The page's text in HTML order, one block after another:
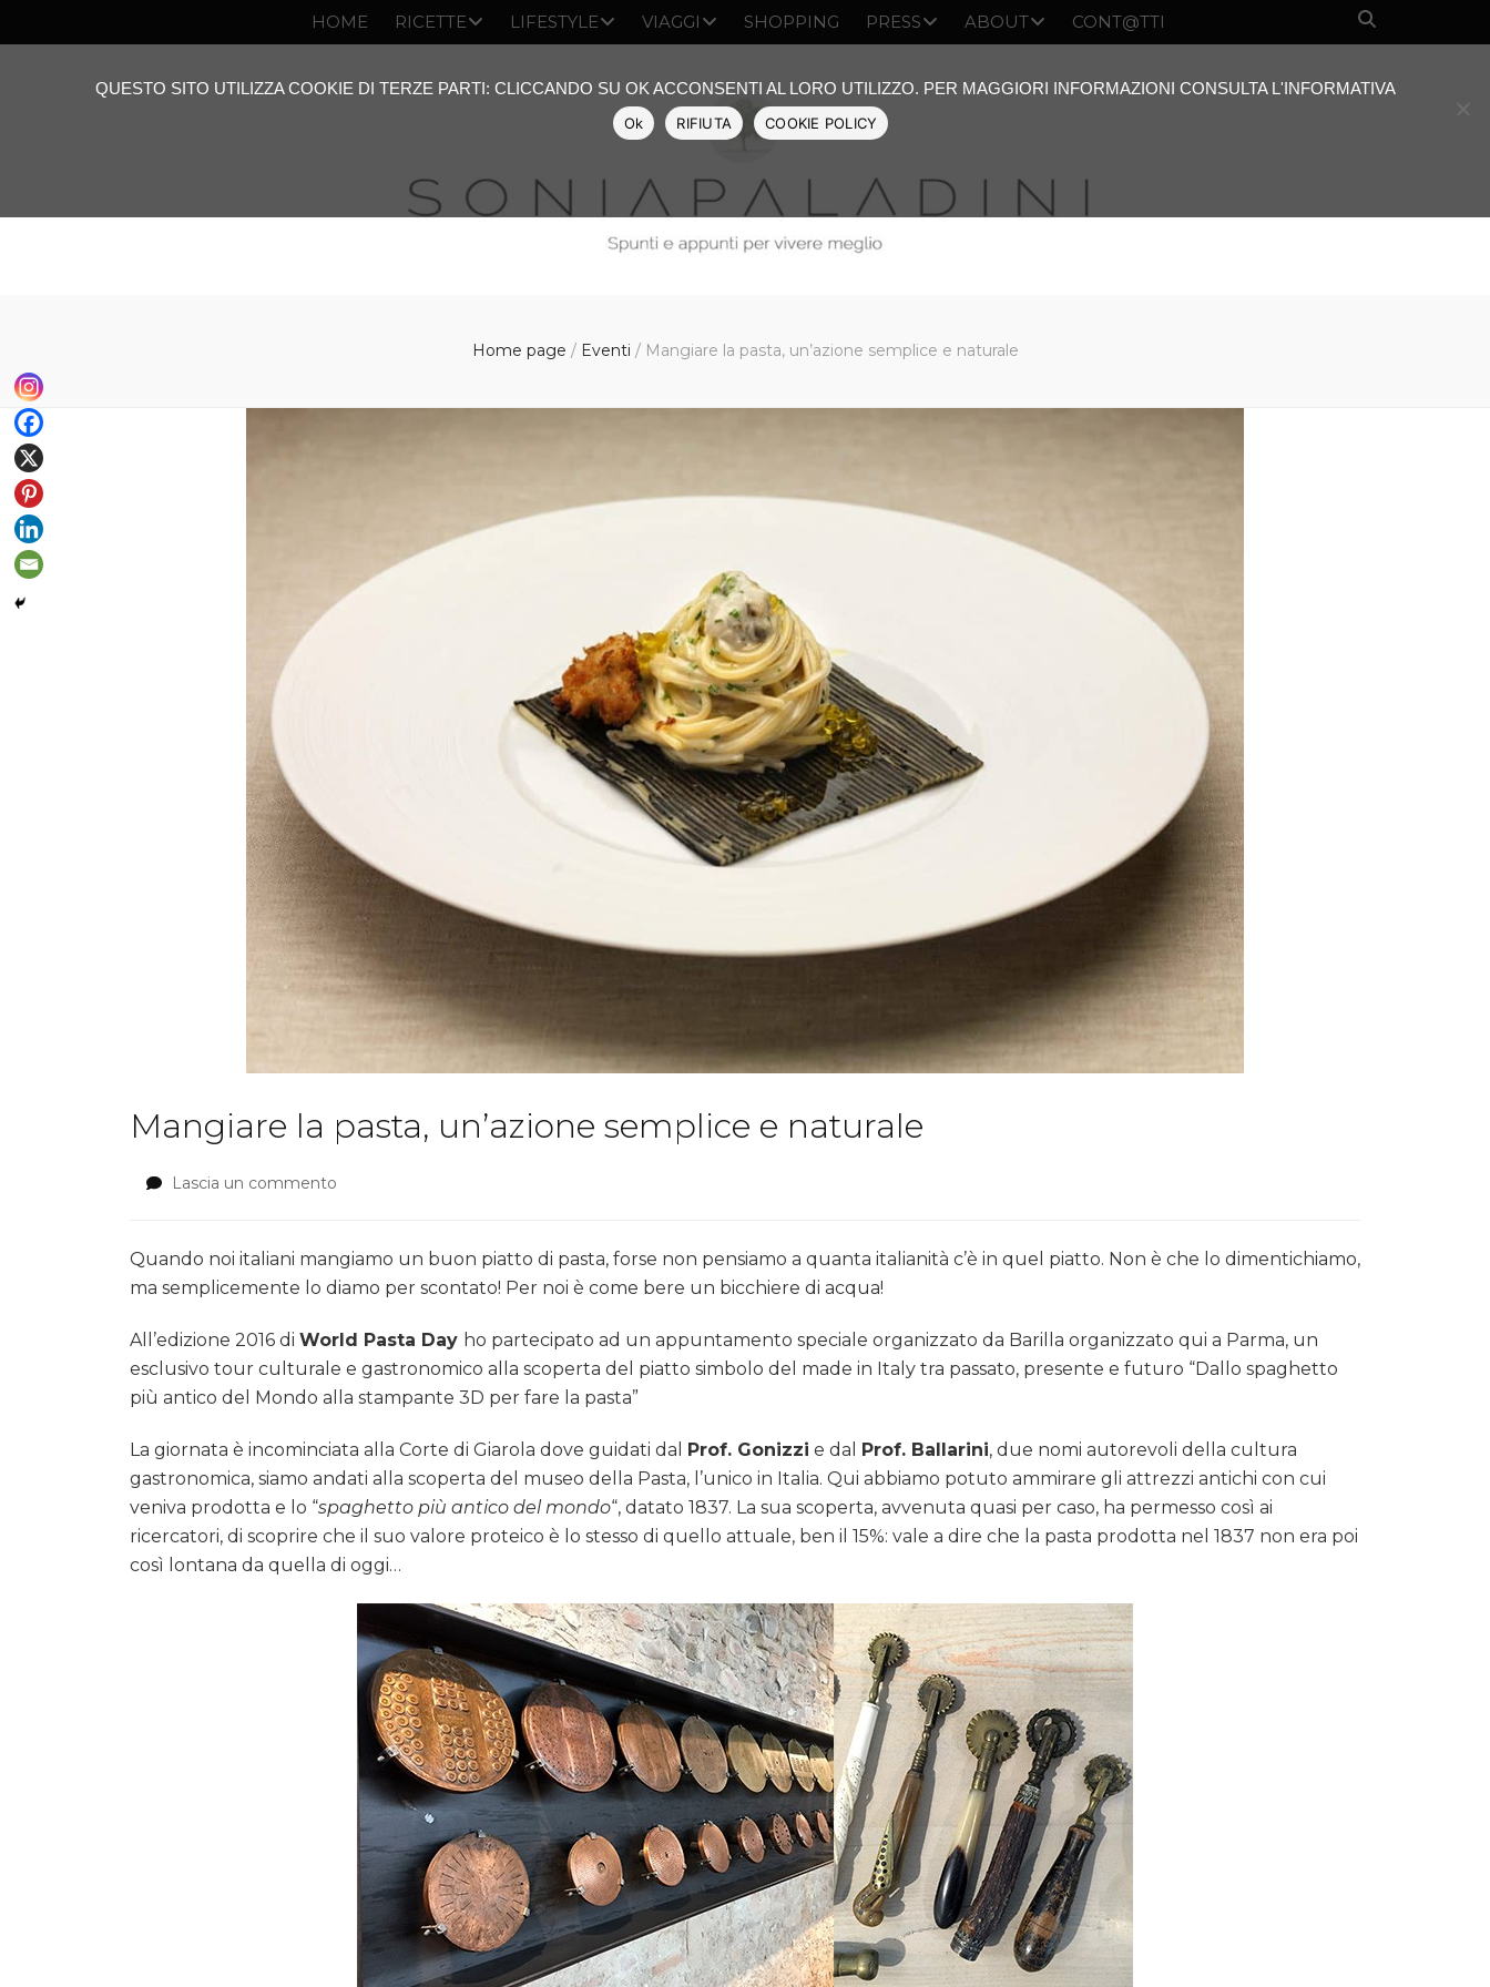
HOME RICETTE LIFESTYLE VIAGGI SHOPPING PRESS ABOUT CONT@TTI
Home page / Eventi / Mangiare la pasta, un’azione semplice e naturale
Mangiare la pasta, un’azione semplice e naturale
Lascia un commento
pasta,
un’azione
semplice
naturale
Quando noi italiani mangiamo un buon piatto di pasta, forse non pensiamo a quanta italianità c’è in quel piatto. Non è che lo dimentichiamo,
ma semplicemente lo diamo per scontato! Per noi è come bere un bicchiere di acqua!
All’edizione 2016 di World Pasta Day ho partecipato ad un appuntamento speciale organizzato da Barilla organizzato qui a Parma, un
esclusivo tour culturale e gastronomico alla scoperta del piatto simbolo del made in Italy tra passato, presente e futuro “Dallo spaghetto
più antico del Mondo alla stampante 3D per fare la pasta”
La giornata è incominciata alla Corte di Giarola dove guidati dal Prof. Gonizzi e dal Prof. Ballarini, due nomi autorevoli della cultura
gastronomica, siamo andati alla scoperta del museo della Pasta, l’unico in Italia. Qui abbiamo potuto ammirare gli attrezzi antichi con cui
veniva prodotta e lo “spaghetto più antico del mondo“, datato 1837. La sua scoperta, avvenuta quasi per caso, ha permesso così ai
ricercatori, di scoprire che il suo valore proteico è lo stesso di quello attuale, ben il 15%: vale a dire che la pasta prodotta nel 1837 non era poi
così lontana da quella di oggi…
QUESTO SITO UTILIZZA COOKIE DI TERZE PARTI: CLICCANDO SU OK ACCONSENTI AL LORO UTILIZZO. PER MAGGIORI INFORMAZIONI CONSULTA L'INFORMATIVA
Ok RIFIUTA COOKIE POLICY